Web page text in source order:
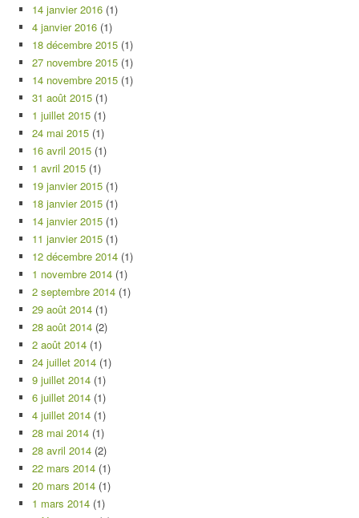
14 janvier 2016 (1)
4 janvier 2016 (1)
18 décembre 2015 (1)
27 novembre 2015 (1)
14 novembre 2015 (1)
31 août 2015 (1)
1 juillet 2015 (1)
24 mai 2015 (1)
16 avril 2015 (1)
1 avril 2015 (1)
19 janvier 2015 (1)
18 janvier 2015 (1)
14 janvier 2015 (1)
11 janvier 2015 (1)
12 décembre 2014 (1)
1 novembre 2014 (1)
2 septembre 2014 (1)
29 août 2014 (1)
28 août 2014 (2)
2 août 2014 (1)
24 juillet 2014 (1)
9 juillet 2014 (1)
6 juillet 2014 (1)
4 juillet 2014 (1)
28 mai 2014 (1)
28 avril 2014 (2)
22 mars 2014 (1)
20 mars 2014 (1)
1 mars 2014 (1)